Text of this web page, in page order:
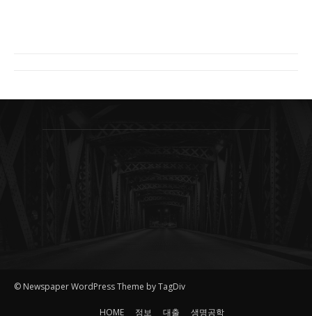
© Newspaper WordPress Theme by TagDiv
HOME 정보 대출 생명공학